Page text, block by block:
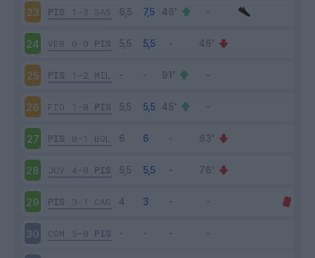
23 PIS 1-3 SAS
24 VER 0-0 PIS
25 PIS 1-2 MIL
26 FIO 1-0 PIS
27 PIS 0-1 BOL
28 JUV 4-0 PIS
29 PIS 3-1 CAG
30 COM 5-0 PIS